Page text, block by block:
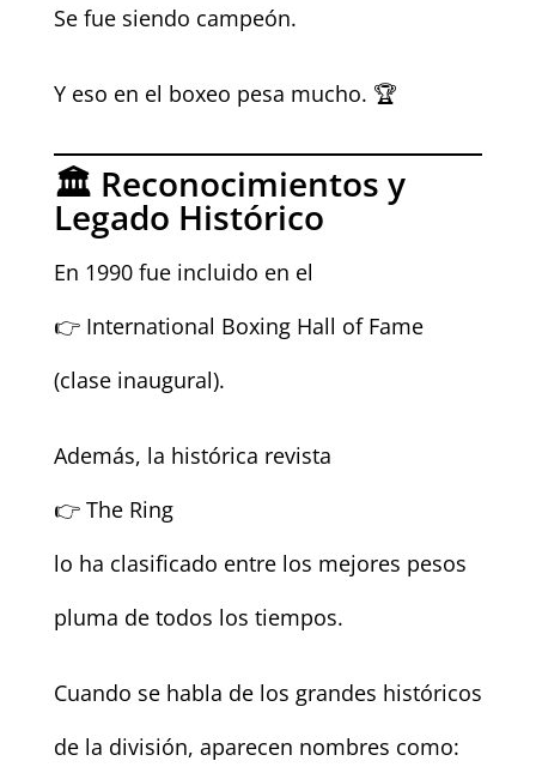
Se fue siendo campeón.
Y eso en el boxeo pesa mucho. 🏆
🏛️ Reconocimientos y
Legado Histórico
En 1990 fue incluido en el
👉 International Boxing Hall of Fame
(clase inaugural).
Además, la histórica revista
👉 The Ring
lo ha clasificado entre los mejores pesos
pluma de todos los tiempos.
Cuando se habla de los grandes históricos
de la división, aparecen nombres como: